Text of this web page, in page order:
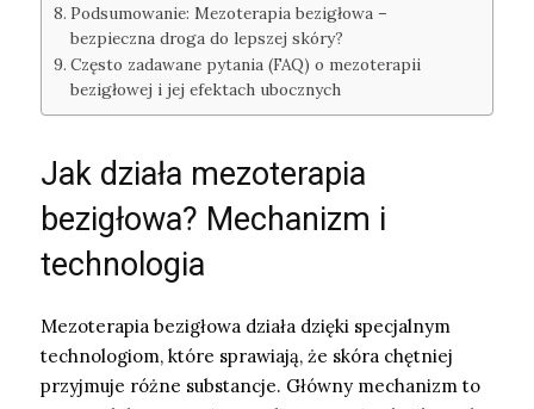
Podsumowanie: Mezoterapia bezigłowa –
bezpieczna droga do lepszej skóry?
Często zadawane pytania (FAQ) o mezoterapii
bezigłowej i jej efektach ubocznych
Jak działa mezoterapia
bezigłowa? Mechanizm i
technologia
Mezoterapia bezigłowa działa dzięki specjalnym
technologiom, które sprawiają, że skóra chętniej
przyjmuje różne substancje. Główny mechanizm to